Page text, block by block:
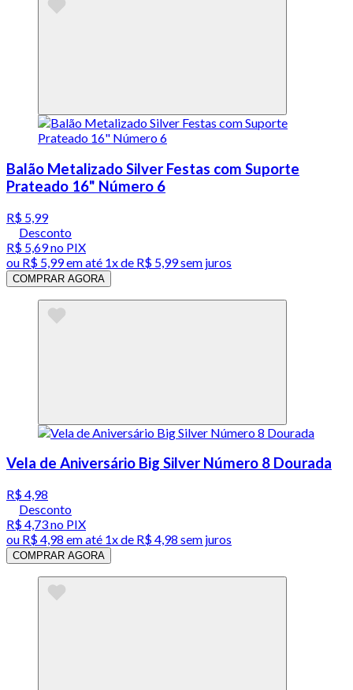
Balão Metalizado Silver Festas com Suporte
Prateado 16" Número 6
R$ 5,99
Desconto
R$ 5,69no PIX
ou R$ 5,99em até 1x de R$ 5,99sem juros
COMPRAR AGORA
Vela de Aniversário Big Silver Número 8 Dourada
R$ 4,98
Desconto
R$ 4,73no PIX
ou R$ 4,98 em até 1x de R$ 4,98 sem juros
COMPRAR AGORA